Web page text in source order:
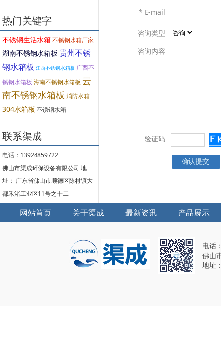
热门关键字
不锈钢生活水箱不锈钢水箱厂家
湖南不锈钢水箱板 贵州不锈
钢水箱板 江西不锈钢水箱板 广西不
锈钢水箱板 海南不锈钢水箱板 云
南不锈钢水箱板 消防水箱
304水箱板 不锈钢水箱
联系渠成
电话：13924859722
佛山市渠成环保设备有限公司 地
址： 广东省佛山市顺德区陈村镇大
都禾渚工业区11号之十二
* E-mail
咨询类型
咨询内容
验证码
网站首页 关于渠成 最新资讯 产品展示
电话
佛山
地址